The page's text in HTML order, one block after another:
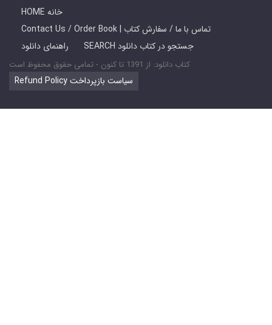
HOME خانه
Contact Us / Order Book | تماس با ما / سفارش کتاب
راهنمای دانلود
SEARCH جستجو در کتاب دانلود
کتاب دانلود: از 1391 تا کنون - تمامی حقوق محفوظ است
Refund Policy سیاست بازپرداخت